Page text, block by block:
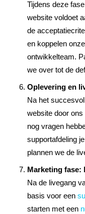
Tijdens deze
website voldoet
de
en koppelen
ontwikkelteam.
we over tot de
Oplevering en
Na het
website door
nog vragen
supportafdeling
plannen we de
Marketing fase:
Na de livegang
basis voor een
starten met een